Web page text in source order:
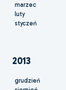
marzec
luty
styczeń
2013
grudzień